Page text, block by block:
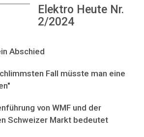
Elektro Heute Nr.
2/2024
Abschied
Fall müsste man eine
von WMF und der
Schweizer Markt bedeutet